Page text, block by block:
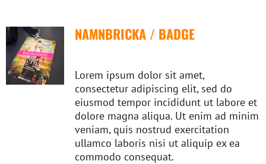
NAMNBRICKA / BADGE
Lorem ipsum dolor sit amet,
consectetur adipiscing elit, sed do
eiusmod tempor incididunt ut labore et
dolore magna aliqua. Ut enim ad minim
veniam, quis nostrud exercitation
ullamco laboris nisi ut aliquip ex ea
commodo consequat.